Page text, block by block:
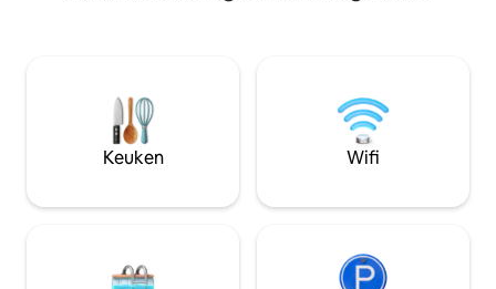
enkele minuten van de beste
mogelijkheden om te varen, vissen en
buitenrecreatie bij Lake Eufaula en is de
perfecte uitvalsbasis voor je uitje.
nabijgelegen openbaar overdekt
bootlancering
Jacuzzi bad,
kingsize bed,
badkamers.
goedkeuring.
Keuken Wifi